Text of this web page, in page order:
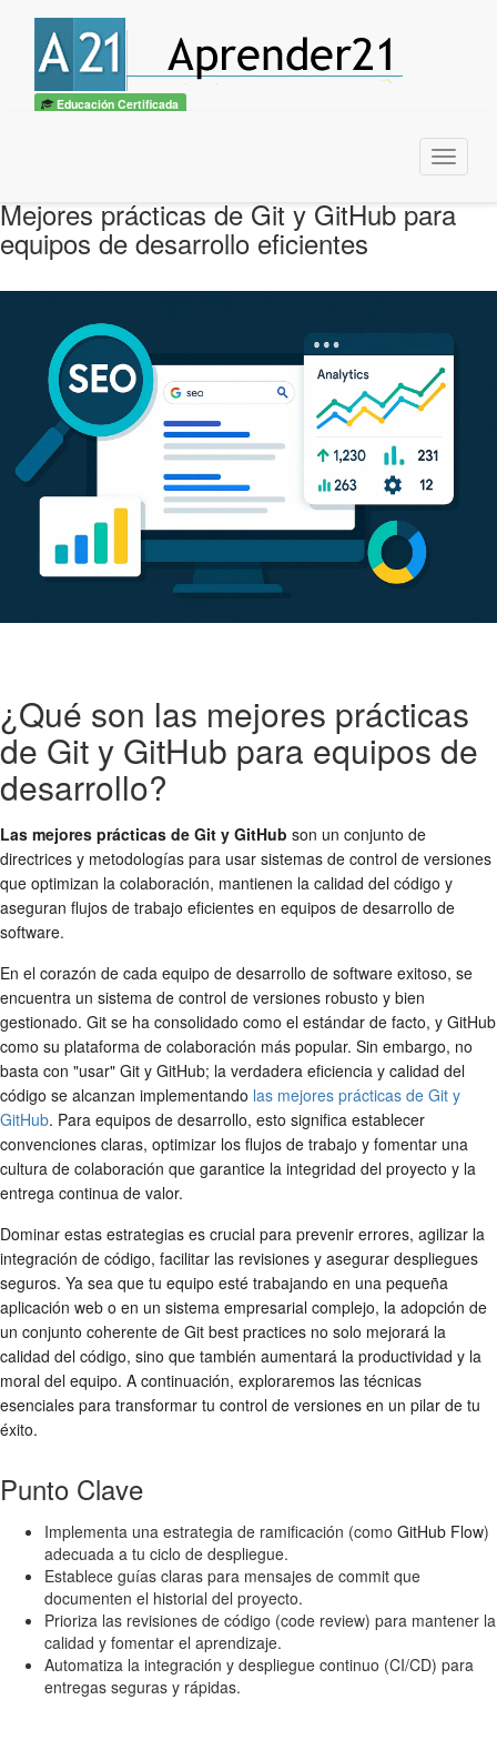
Educación Certificada
Menu
Mejores prácticas de Git y GitHub para
equipos de desarrollo eficientes
¿Qué son las mejores prácticas
de Git y GitHub para equipos de
desarrollo?
Las mejores prácticas de Git y GitHub son un conjunto de
directrices y metodologías para usar sistemas de control de versiones
que optimizan la colaboración, mantienen la calidad del código y
aseguran flujos de trabajo eficientes en equipos de desarrollo de
software.
En el corazón de cada equipo de desarrollo de software exitoso, se
encuentra un sistema de control de versiones robusto y bien
gestionado. Git se ha consolidado como el estándar de facto, y GitHub
como su plataforma de colaboración más popular. Sin embargo, no
basta con "usar" Git y GitHub; la verdadera eficiencia y calidad del
código se alcanzan implementando las mejores prácticas de Git y
GitHub. Para equipos de desarrollo, esto significa establecer
convenciones claras, optimizar los flujos de trabajo y fomentar una
cultura de colaboración que garantice la integridad del proyecto y la
entrega continua de valor.
Dominar estas estrategias es crucial para prevenir errores, agilizar la
integración de código, facilitar las revisiones y asegurar despliegues
seguros. Ya sea que tu equipo esté trabajando en una pequeña
aplicación web o en un sistema empresarial complejo, la adopción de
un conjunto coherente de Git best practices no solo mejorará la
calidad del código, sino que también aumentará la productividad y la
moral del equipo. A continuación, exploraremos las técnicas
esenciales para transformar tu control de versiones en un pilar de tu
éxito.
Punto Clave
Implementa una estrategia de ramificación (como GitHub Flow)
adecuada a tu ciclo de despliegue.
Establece guías claras para mensajes de commit que
documenten el historial del proyecto.
Prioriza las revisiones de código (code review) para mantener la
calidad y fomentar el aprendizaje.
Automatiza la integración y despliegue continuo (CI/CD) para
entregas seguras y rápidas.